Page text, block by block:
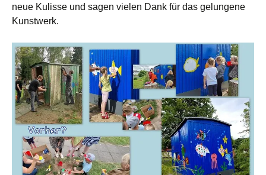
neue Kulisse und sagen vielen Dank für das gelungene
Kunstwerk.